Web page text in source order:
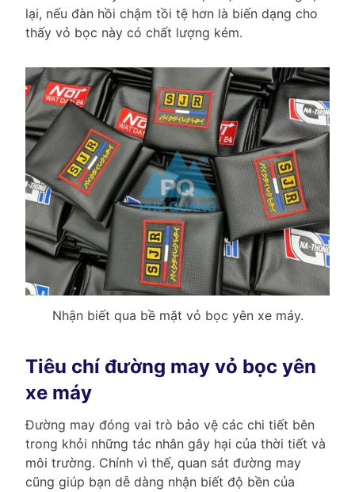
lại, nếu đàn hồi chậm tồi tệ hơn là biến dạng cho
thấy vỏ bọc này có chất lượng kém.
Nhận biết qua bề mặt vỏ bọc yên xe máy.
Tiêu chí đường may vỏ bọc yên
xe máy
Đường may đóng vai trò bảo vệ các chi tiết bên
trong khỏi những tác nhân gây hại của thời tiết và
môi trường. Chính vì thế, quan sát đường may
cũng giúp bạn dễ dàng nhận biết độ bền của